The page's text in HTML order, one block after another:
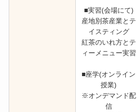
■実習(会場にて)
産地別茶産業とテ
イスティング
紅茶のいれ方とテ
ィーメニュー実習
■座学(オンライン
授業)
※オンデマンド配
信